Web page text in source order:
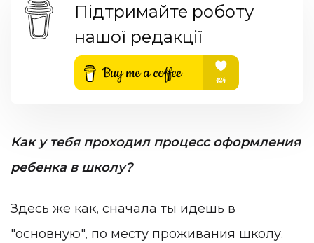
Підтримайте роботу
нашої редакції
Как у тебя проходил процесс оформления
ребенка в школу?
Здесь же как, сначала ты идешь в
"основную", по месту проживания школу.